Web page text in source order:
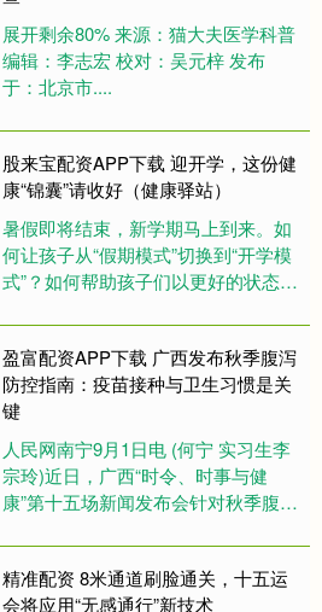
展开剩余80% 来源：猫大夫医学科普
编辑：李志宏 校对：吴元梓 发布
于：北京市....
股来宝配资APP下载 迎开学，这份健
康“锦囊”请收好（健康驿站）
暑假即将结束，新学期马上到来。如
何让孩子从“假期模式”切换到“开学模
式”？如何帮助孩子们以更好的状态迎
防范3类疾病、做好5....
盈富配资APP下载 广西发布秋季腹泻
防控指南：疫苗接种与卫生习惯是关
键
人民网南宁9月1日电 (何宁 实习生李
宗玲)近日，广西“时令、时事与健
康”第十五场新闻发布会针对秋季腹泻
绍，秋季腹泻多由轮状病毒引....
精准配资 8米通道刷脸通关，十五运
会将应用“无感通行”新技术